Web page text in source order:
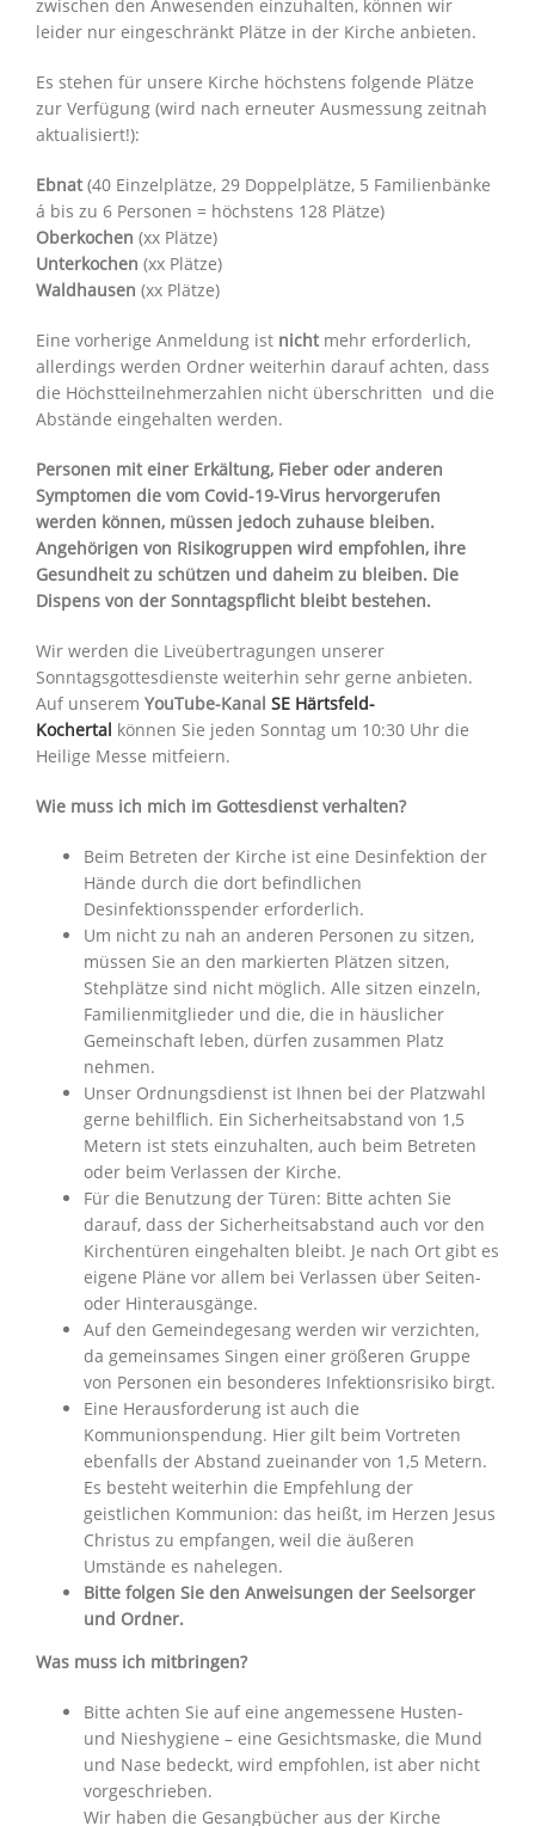
zwischen den Anwesenden einzuhalten, können wir
leider nur eingeschränkt Plätze in der Kirche anbieten.
Es stehen für unsere Kirche höchstens folgende Plätze
zur Verfügung (wird nach erneuter Ausmessung zeitnah
aktualisiert!):
Ebnat (40 Einzelplätze, 29 Doppelplätze, 5 Familienbänke
á bis zu 6 Personen = höchstens 128 Plätze)
Oberkochen (xx Plätze)
Unterkochen (xx Plätze)
Waldhausen (xx Plätze)
Eine vorherige Anmeldung ist nicht mehr erforderlich,
allerdings werden Ordner weiterhin darauf achten, dass
die Höchstteilnehmerzahlen nicht überschritten und die
Abstände eingehalten werden.
Personen mit einer Erkältung, Fieber oder anderen
Symptomen die vom Covid-19-Virus hervorgerufen
werden können, müssen jedoch zuhause bleiben.
Angehörigen von Risikogruppen wird empfohlen, ihre
Gesundheit zu schützen und daheim zu bleiben. Die
Dispens von der Sonntagspflicht bleibt bestehen.
Wir werden die Liveübertragungen unserer
Sonntagsgottesdienste weiterhin sehr gerne anbieten.
Auf unserem YouTube-Kanal SE Härtsfeld-
Kochertal können Sie jeden Sonntag um 10:30 Uhr die
Heilige Messe mitfeiern.
Wie muss ich mich im Gottesdienst verhalten?
Beim Betreten der Kirche ist eine Desinfektion der
Hände durch die dort befindlichen
Desinfektionsspender erforderlich.
Um nicht zu nah an anderen Personen zu sitzen,
müssen Sie an den markierten Plätzen sitzen,
Stehplätze sind nicht möglich. Alle sitzen einzeln,
Familienmitglieder und die, die in häuslicher
Gemeinschaft leben, dürfen zusammen Platz
nehmen.
Unser Ordnungsdienst ist Ihnen bei der Platzwahl
gerne behilflich. Ein Sicherheitsabstand von 1,5
Metern ist stets einzuhalten, auch beim Betreten
oder beim Verlassen der Kirche.
Für die Benutzung der Türen: Bitte achten Sie
darauf, dass der Sicherheitsabstand auch vor den
Kirchentüren eingehalten bleibt. Je nach Ort gibt es
eigene Pläne vor allem bei Verlassen über Seiten-
oder Hinterausgänge.
Auf den Gemeindegesang werden wir verzichten,
da gemeinsames Singen einer größeren Gruppe
von Personen ein besonderes Infektionsrisiko birgt.
Eine Herausforderung ist auch die
Kommunionspendung. Hier gilt beim Vortreten
ebenfalls der Abstand zueinander von 1,5 Metern.
Es besteht weiterhin die Empfehlung der
geistlichen Kommunion: das heißt, im Herzen Jesus
Christus zu empfangen, weil die äußeren
Umstände es nahelegen.
Bitte folgen Sie den Anweisungen der Seelsorger
und Ordner.
Was muss ich mitbringen?
Bitte achten Sie auf eine angemessene Husten-
und Nieshygiene – eine Gesichtsmaske, die Mund
und Nase bedeckt, wird empfohlen, ist aber nicht
vorgeschrieben.
Wir haben die Gesangbücher aus der Kirche